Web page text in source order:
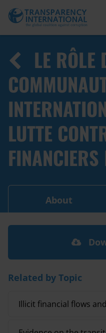
LE RÔLE
LUTTE
About
Related by Topic
Illicit financial flows